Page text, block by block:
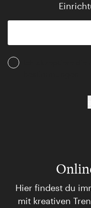
Hier findest du
mit kreativen